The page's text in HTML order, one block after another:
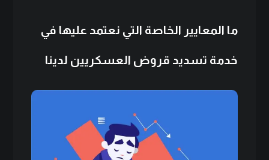
ما المعايير الخاصة التي نعتمد عليها في
خدمة تسديد قروض العسكريين لدينا